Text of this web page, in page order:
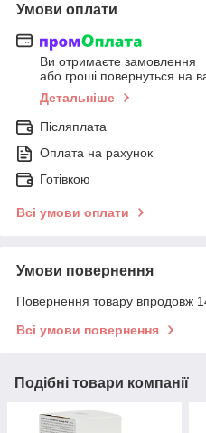
Умови оплати
Ви отримаєте замовлення
або гроші повернуться на
Детальніше
Післяплата
Оплата на рахунок
Готівкою
Всі умови оплати
Умови повернення
Повернення товару впродовж
Всі умови повернення
Подібні товари компанії